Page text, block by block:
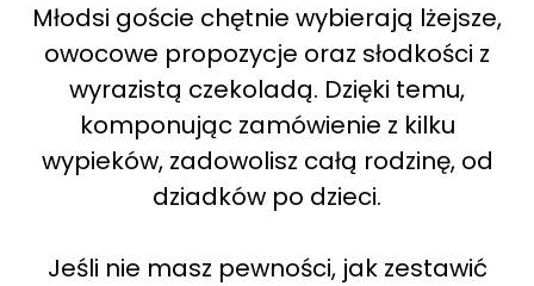
Młodsi goście chętnie wybierają lżejsze,
owocowe propozycje oraz słodkości z
wyrazistą czekoladą. Dzięki temu,
komponując zamówienie z kilku
wypieków, zadowolisz całą rodzinę, od
dziadków po dzieci.
Jeśli nie masz pewności, jak zestawić